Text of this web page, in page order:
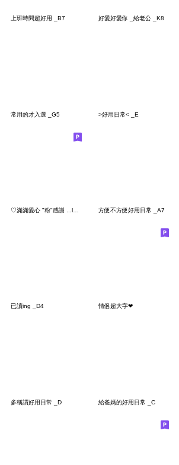
上班時間超好用 _B7 好愛好愛你 _給老公 _K8
常用的才入選 _G5 >好用日常< _E
方便不方便好用日常 _A7
已讀ing _D4 情侶超大字❤
多稱謂好用日常 _D 給爸媽的好用日常 _C